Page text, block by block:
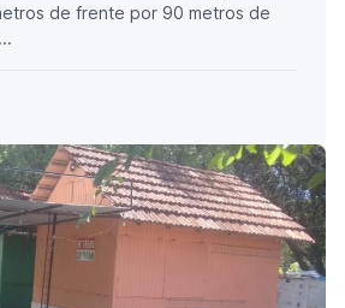
de frente por 90 metros de